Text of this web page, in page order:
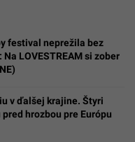
festival neprežila bez
LOVESTREAM si zober
v ďalšej krajine. Štyri
hrozbou pre Európu